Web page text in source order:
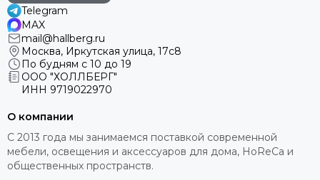
Telegram
MAX
mail@hallberg.ru
Москва, Иркутская улица, 17с8
По будням с 10 до 19
ООО "ХОЛЛБЕРГ"
ИНН 9719022970
О компании
С 2013 года мы занимаемся поставкой современной
мебели, освещения и аксессуаров для дома, HoReCa и
общественных пространств.